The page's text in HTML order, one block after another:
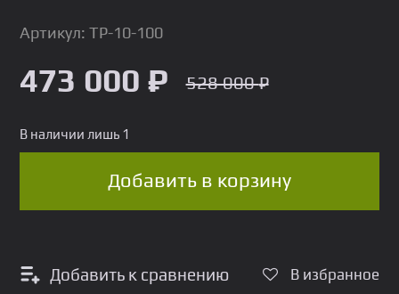
Добавить к сравнению В избранное
Артикул: TP-10-100
528 000₽
473 000₽
В наличии лишь 1
Добавить в корзину